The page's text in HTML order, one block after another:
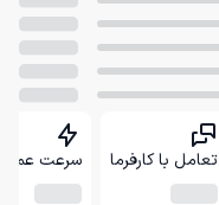
تعامل با کارفرما سرعت عمل